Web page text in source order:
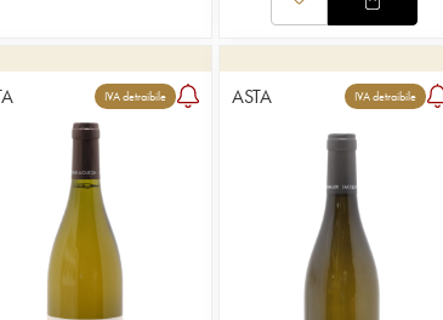
IVA detraibile ASTA IVA detraibile